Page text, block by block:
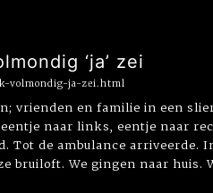
‘ja’ zei
volmondig-ja-zei.html
vrienden en familie in een
naar links, eentje naar
Tot de ambulance arriveerde.
bruiloft. We gingen naar huis.